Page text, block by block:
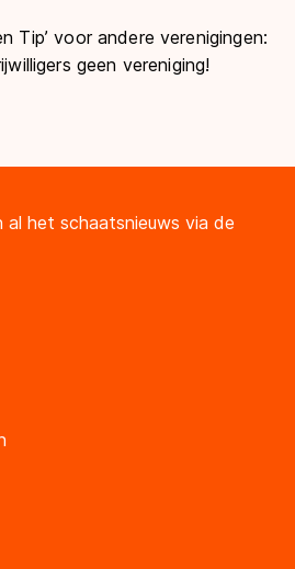
Tip’ voor andere verenigingen:
geen vereniging!
het schaatsnieuws via de